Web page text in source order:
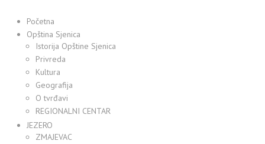
Početna
Opština Sjenica
Istorija Opštine Sjenica
Privreda
Kultura
Geografija
O tvrđavi
REGIONALNI CENTAR
JEZERO
ZMAJEVAC